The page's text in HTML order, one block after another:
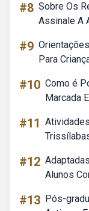
#8 Sobre Os
Assinale A
#9
Para
#10 Como é
Marcada
#11
#12
Alunos
#13 Pós-